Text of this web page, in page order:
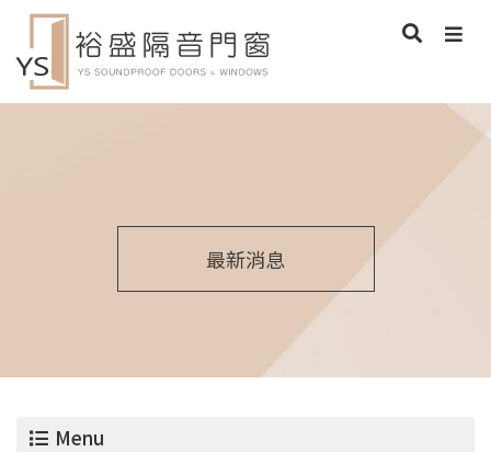
最新消息
Menu